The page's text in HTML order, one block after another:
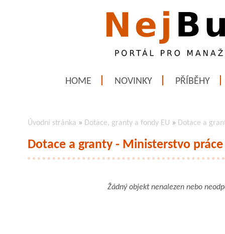
HOME NOVINKY PŘÍBĚHY
Úvodní stránka » Dotace, granty a fondy EU » Dotace a
Dotace a granty - Ministerstvo
Žádný objekt nenalezen nebo